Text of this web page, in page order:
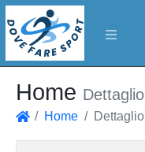
Home Dettaglio
Home Dettaglio